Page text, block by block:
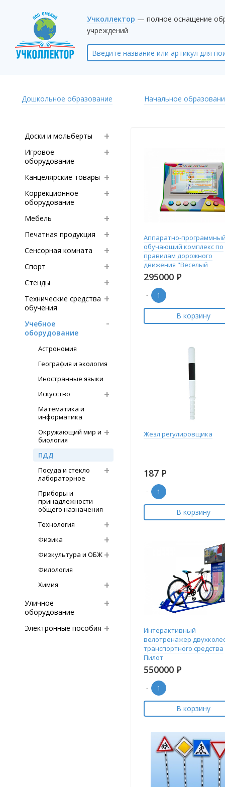
Учколлектор — полное оснащение
учреждений
Дошкольное образование Начальное
Доски и мольберты
Игровое
оборудование
Канцелярские товары
Коррекционное
оборудование
Мебель
Печатная продукция
Сенсорная комната
Спорт
Стенды
Технические средства
обучения
Учебное
оборудование
Астрономия
География и экология
Иностранные языки
Искусство
Математика и
информатика
Окружающий мир и
биология
ПДД
Посуда и стекло
лабораторное
Приборы и
принадлежности
общего назначения
Технология
Физика
Физкультура и ОБЖ
Филология
Химия
Уличное
оборудование
Электронные пособия
Аппаратно-
обучающий комплекс по
правилам дорожного
движения "Веселый
светофор"
295000 Р
-
В корзину
Жезл регулировщика
187 Р
-
В корзину
Интерактивный
велотренажер
транспортного средства
Пилот
550000 Р
-
В корзину